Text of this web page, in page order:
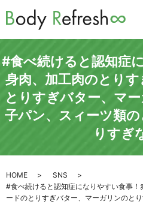
#食べ続けると認知症
身肉、加工肉のとり
とりすぎバター、マ
子パン、スィーツ類
りすぎ
HOME
SNS
#食べ続けると認知症になりやすい食事
ードのとりすぎバター、マーガリンのと